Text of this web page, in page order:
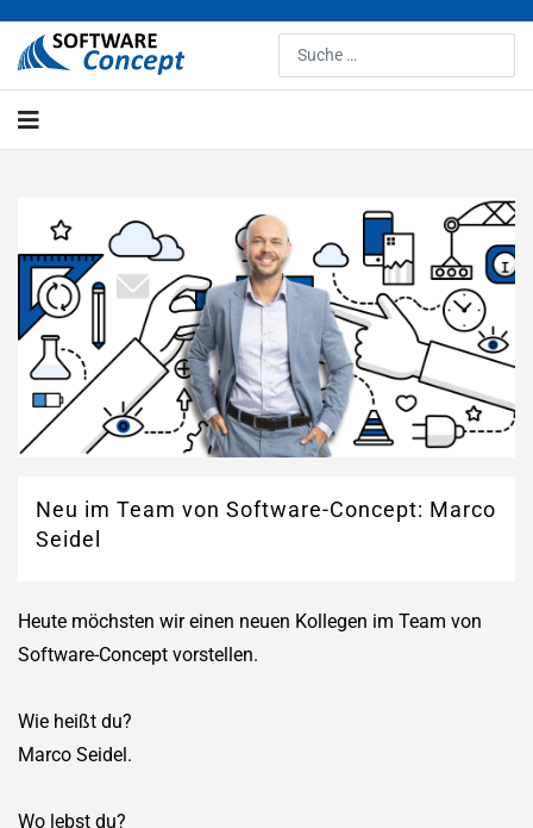
Suchen
Neu im Team von Software-Concept: Marco
Seidel
Heute möchsten wir einen neuen Kollegen im Team von
Software-Concept vorstellen.
Wie heißt du?
Marco Seidel.
Wo lebst du?